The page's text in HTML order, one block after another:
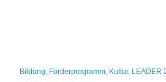
Bildung, Förderprogramm, Kultur, LEADER